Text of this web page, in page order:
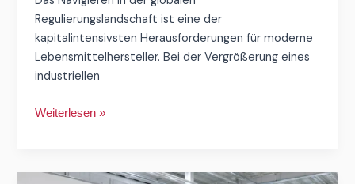
Regulierungslandschaft ist eine der
kapitalintensivsten Herausforderungen für moderne
Lebensmittelhersteller. Bei der Vergrößerung eines
industriellen
Weiterlesen »